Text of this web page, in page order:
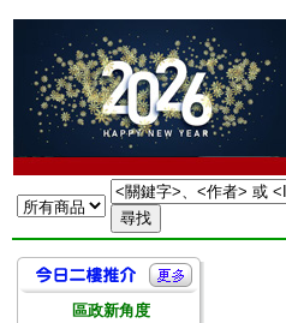
區政新角度